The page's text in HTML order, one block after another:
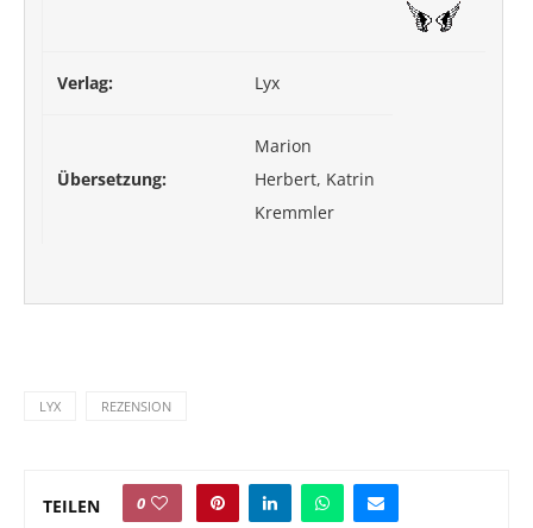
Verlag: Lyx
Übersetzung:
Marion
Herbert, Katrin
Kremmler
LYX REZENSION
TEILEN 0